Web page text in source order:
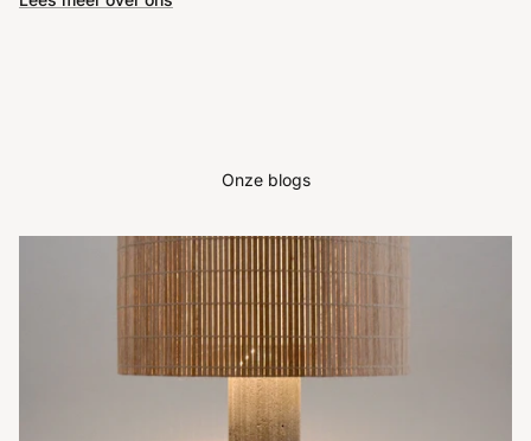
Onze blogs